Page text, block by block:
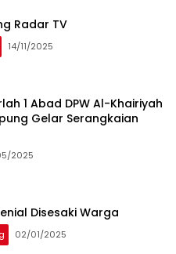
Radar TV
14/11/2025
1 Abad DPW Al-Khairiyah
Gelar Serangkaian
2025
Disesaki Warga
02/01/2025